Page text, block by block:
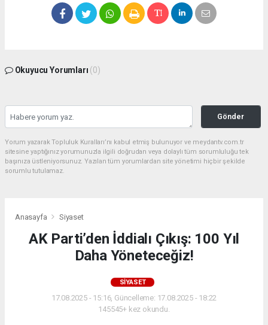
Okuyucu Yorumları (0)
Gönder
Yorum yazarak Topluluk Kuralları’nı kabul etmiş bulunuyor ve meydantv.com.tr
sitesine yaptığınız yorumunuzla ilgili doğrudan veya dolaylı tüm sorumluluğu tek
başınıza üstleniyorsunuz. Yazılan tüm yorumlardan site yönetimi hiçbir şekilde
sorumlu tutulamaz.
Anasayfa Siyaset
AK Parti’den İddialı Çıkış: 100 Yıl
Daha Yöneteceğiz!
SIYASET
17.08.2025 - 15:16, Güncelleme: 17.08.2025 - 18:22
145545+ kez okundu.